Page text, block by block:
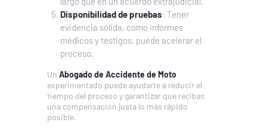
Disponibilidad de pruebas: Tener
evidencia sólida, como informes
médicos y testigos, puede acelerar el
proceso.
Un Abogado de Accidente de Moto
experimentado puede ayudarte a reducir el
tiempo del proceso y garantizar que recibas
una compensación justa lo más rápido
posible.